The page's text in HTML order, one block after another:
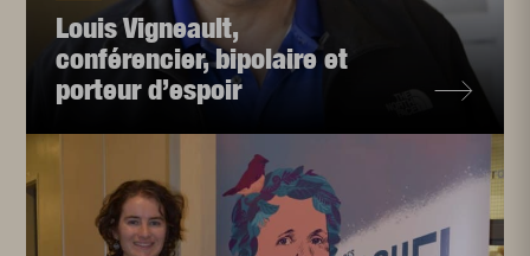
Louis Vigneault,
conférencier, bipolaire et
porteur d’espoir